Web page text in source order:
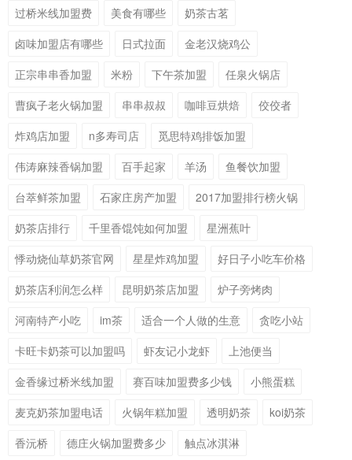
过桥米线加盟费
美食有哪些
奶茶古茗
卤味加盟店有哪些
日式拉面
金老汉烧鸡公
正宗串串香加盟
米粉 下午茶加盟
任泉火锅店
曹疯子老火锅加盟
串串叔叔 咖啡豆烘焙
佼佼者
炸鸡店加盟
n多寿司店
觅思特鸡排饭加盟
伟涛麻辣香锅加盟
百手起家 羊汤
鱼餐饮加盟
台萃鲜茶加盟
石家庄房产加盟
2017加盟排行榜火锅
奶茶店排行
千里香馄饨如何加盟
星洲蕉叶
悸动烧仙草奶茶官网
星星炸鸡加盟
好日子小吃车价格
奶茶店利润怎么样
昆明奶茶店加盟
炉子旁烤肉
河南特产小吃
im茶 适合一个人做的生意
贪吃小站
卡旺卡奶茶可以加盟吗
虾友记小龙虾
上池便当
金香缘过桥米线加盟
赛百味加盟费多少钱
小熊蛋糕
麦克奶茶加盟电话
火锅年糕加盟 透明奶茶
koi奶茶
香沅桥
德庄火锅加盟费多少 触点冰淇淋